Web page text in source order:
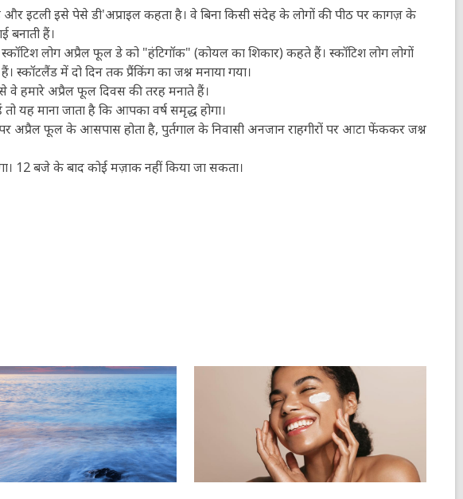
इटली इसे पेसे डी'अप्राइल कहता है। वे बिना किसी संदेह के लोगों की पीठ पर कागज़ के
हैं।
लोग अप्रैल फूल डे को "हंटिगॉक" (कोयल का शिकार) कहते हैं। स्कॉटिश लोग लोगों
स्कॉटलैंड में दो दिन तक प्रैंकिंग का जश्न मनाया गया।
वे हमारे अप्रैल फूल दिवस की तरह मनाते हैं।
माना जाता है कि आपका वर्ष समृद्ध होगा।
अप्रैल फूल के आसपास होता है, पुर्तगाल के निवासी अनजान राहगीरों पर आटा फेंककर जश्न
12 बजे के बाद कोई मज़ाक नहीं किया जा सकता।